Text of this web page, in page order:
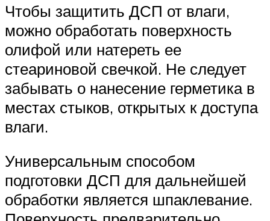
Чтобы защитить ДСП от влаги,
можно обработать поверхность
олифой или натереть ее
стеариновой свечкой. Не следует
забывать о нанесение герметика в
местах стыков, открытых к доступа
влаги.
Универсальным способом
подготовки ДСП для дальнейшей
обработки является шпаклевание.